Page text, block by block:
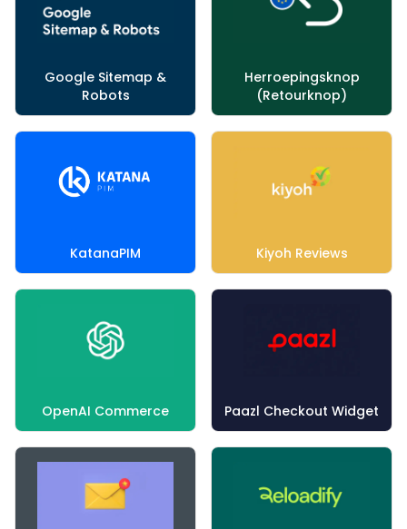
Google Sitemap &
Robots
Herroepingsknop
(Retourknop)
KatanaPIM Kiyoh Reviews
OpenAI Commerce Paazl Checkout Widget